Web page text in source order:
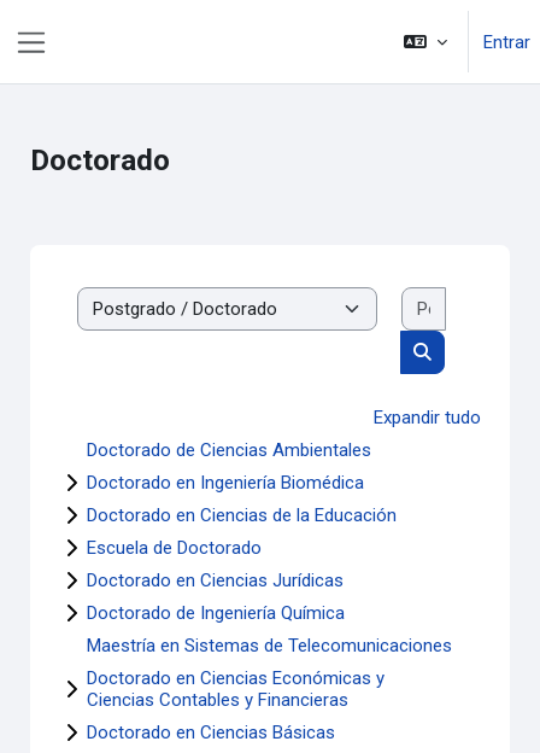
Entrar
Doctorado
Categorias de disciplinas
Pesquisar
Expandir tudo
Doctorado de Ciencias Ambientales
Doctorado en Ingeniería Biomédica
Doctorado en Ciencias de la Educación
Escuela de Doctorado
Doctorado en Ciencias Jurídicas
Doctorado de Ingeniería Química
Maestría en Sistemas de Telecomunicaciones
Doctorado en Ciencias Económicas y
Ciencias Contables y Financieras
Doctorado en Ciencias Básicas